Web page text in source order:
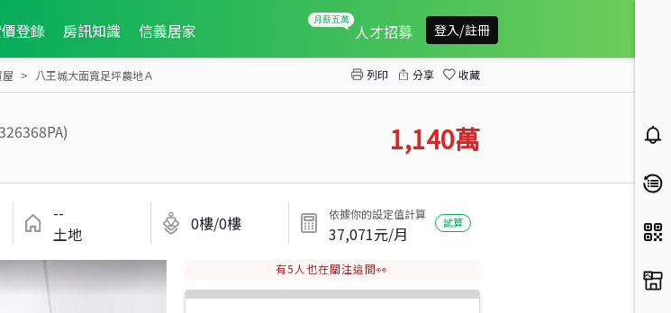
登錄 房訊知識 信義居家 人才招募 登入/註冊
八王城大面寬足坪農地Ａ 列印 分享 收藏
1,140萬
--
土地
0樓/0樓 依據你的設定值計算
37,071元/月
試算
有5 人也在關注這間👀